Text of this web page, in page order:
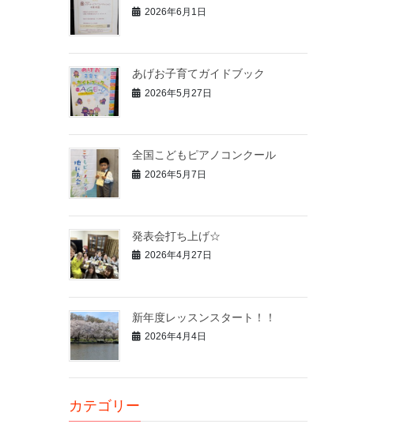
2026年6月1日
あげお子育てガイドブック
2026年5月27日
全国こどもピアノコンクール
2026年5月7日
発表会打ち上げ☆
2026年4月27日
新年度レッスンスタート！！
2026年4月4日
カテゴリー